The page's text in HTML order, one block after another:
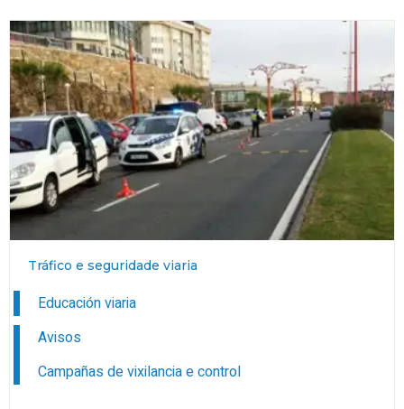
Tráfico e seguridade viaria
Educación viaria
Avisos
Campañas de vixilancia e control